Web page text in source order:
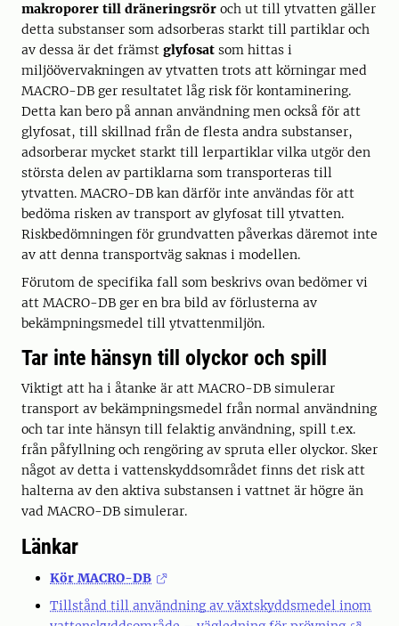
makroporer till dräneringsrör och ut till ytvatten gäller
detta substanser som adsorberas starkt till partiklar och
av dessa är det främst glyfosat som hittas i
miljöövervakningen av ytvatten trots att körningar med
MACRO-DB ger resultatet låg risk för kontaminering.
Detta kan bero på annan användning men också för att
glyfosat, till skillnad från de flesta andra substanser,
adsorberar mycket starkt till lerpartiklar vilka utgör den
största delen av partiklarna som transporteras till
ytvatten. MACRO-DB kan därför inte användas för att
bedöma risken av transport av glyfosat till ytvatten.
Riskbedömningen för grundvatten påverkas däremot inte
av att denna transportväg saknas i modellen.
Förutom de specifika fall som beskrivs ovan bedömer vi
att MACRO-DB ger en bra bild av förlusterna av
bekämpningsmedel till ytvattenmiljön.
Tar inte hänsyn till olyckor och spill
Viktigt att ha i åtanke är att MACRO-DB simulerar
transport av bekämpningsmedel från normal användning
och tar inte hänsyn till felaktig användning, spill t.ex.
från påfyllning och rengöring av spruta eller olyckor. Sker
något av detta i vattenskyddsområdet finns det risk att
halterna av den aktiva substansen i vattnet är högre än
vad MACRO-DB simulerar.
Länkar
Kör MACRO-DB
Tillstånd till användning av växtskyddsmedel inom